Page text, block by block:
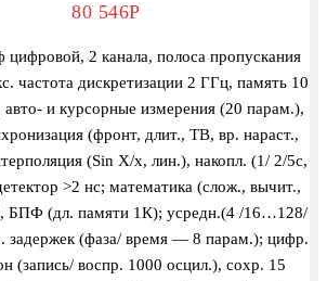
80 546Р
цифровой, 2 канала, полоса пропускания
частота дискретизации 2 ГГц, память 10
и курсорные измерения (20 парам.),
(фронт, длит., ТВ, вр. нараст.,
(Sin X/х, лин.), накопл. (1/ 2/5с,
>2 нс; математика (слож., вычит.,
БПФ (дл. памяти 1К); усредн.(4 /16…128/
задержек (фаза/ время — 8 парам.); цифр.
(запись/ воспр. 1000 осцил.), сохр. 15